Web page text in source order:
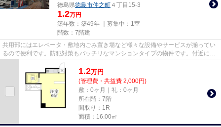
徳島県徳島市仲之町 ４丁目15-3
1.2万円
築年数：築49年 ｜募集中： 1室
階数：7階建
共用部にはエレベータ・敷地内ごみ置き場など様々な設備やサービスが揃ってい
るので便利です。防犯対策もバッチリなマンションタイプの物件です。付近に駅
が2つあるので、経路を用途や...
1.2万円
(管理費・共益費 2,000円)
敷：0ヶ月｜礼：0ヶ月
所在階：7階
間取り：1R
面積：16.00㎡